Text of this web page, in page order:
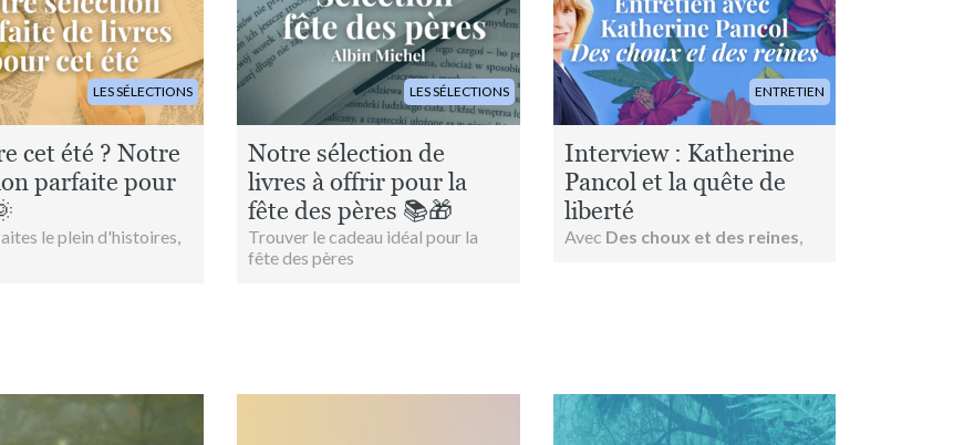
LES SÉLECTIONS
cet été ? Notre
parfaite pour
le plein d'histoires,
LES SÉLECTIONS
Notre sélection de
livres à offrir pour la
fête des pères 📚🎁
Trouver le cadeau idéal pour la
fête des pères
ENTRETIEN
Interview : Katherine
Pancol et la quête de
liberté
Avec Des choux et des reines
Image